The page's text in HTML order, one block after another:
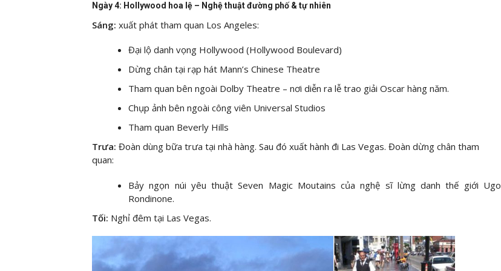
Ngày 4: Hollywood hoa lệ – Nghệ thuật đường phố & tự nhiên
Sáng: xuất phát tham quan Los Angeles:
Đại lộ danh vọng Hollywood (Hollywood Boulevard)
Dừng chân tại rạp hát Mann’s Chinese Theatre
Tham quan bên ngoài Dolby Theatre – nơi diễn ra lễ trao giải Oscar hàng năm.
Chụp ảnh bên ngoài công viên Universal Studios
Tham quan Beverly Hills
Trưa: Đoàn dùng bữa trưa tại nhà hàng. Sau đó xuất hành đi Las Vegas. Đoàn dừng chân tham
quan:
Bảy ngọn núi yêu thuật Seven Magic Moutains của nghệ sĩ lừng danh thế giới Ugo
Rondinone.
Tối: Nghỉ đêm tại Las Vegas.